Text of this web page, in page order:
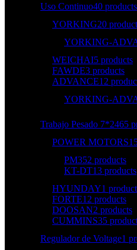
Uso Continuo40 products
YORKING20
YORKING-
WEICHAI5 products
FAWDE3 products
ADVANCE12
YORKING-
Trabajo Pesado 7*2465
POWER MOTORS
PM352 products
KT-DT13 products
HYUNDAY1 product
FORTE12 products
DOOSAN2 products
CUMMINS35
Regulador de Voltage1